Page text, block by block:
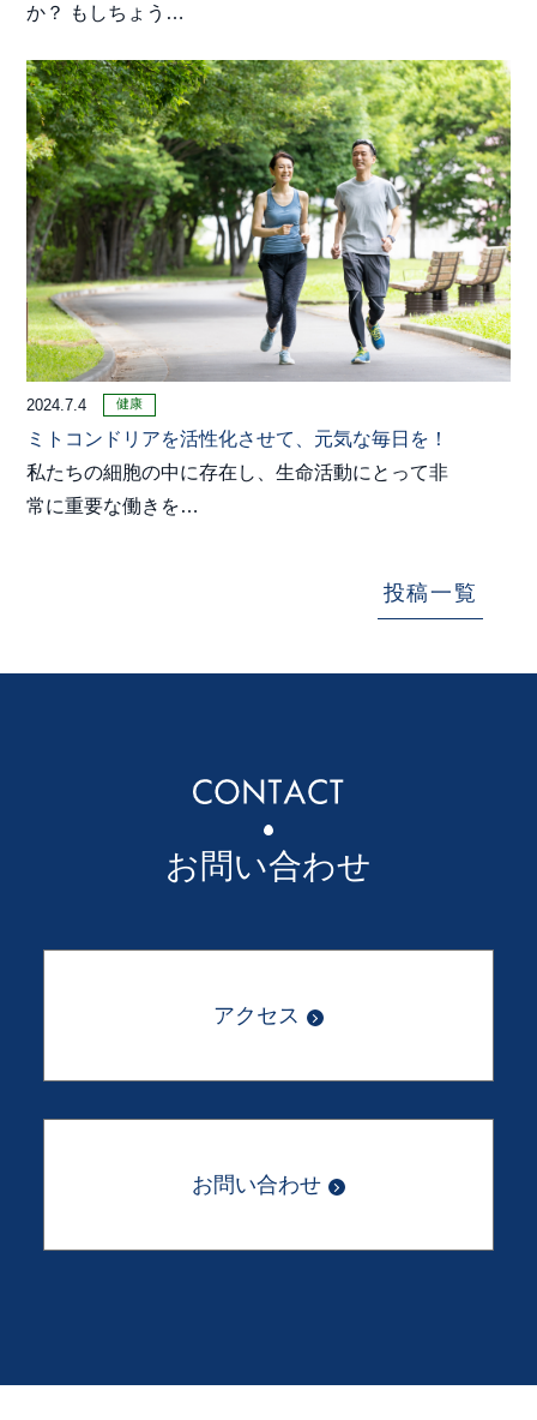
か？ もしちょう…
2024.7.4 健康
ミトコンドリアを活性化させて、元気な毎日を！
私たちの細胞の中に存在し、生命活動にとって非
常に重要な働きを…
投稿一覧
お問い合わせ
アクセス
お問い合わせ